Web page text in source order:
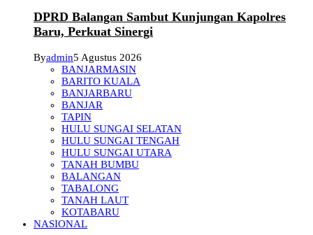
DPRD Balangan Sambut Kunjungan Kapolres
Baru, Perkuat Sinergi
Byadmin5 Agustus 2026
BANJARMASIN
BARITO KUALA
BANJARBARU
BANJAR
TAPIN
HULU SUNGAI SELATAN
HULU SUNGAI TENGAH
HULU SUNGAI UTARA
TANAH BUMBU
BALANGAN
TABALONG
TANAH LAUT
KOTABARU
NASIONAL